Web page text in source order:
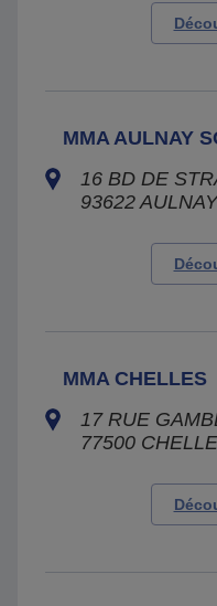
MMA AULNAY
16 BD DE
93622
MMA CHELLES
17 RUE
77500